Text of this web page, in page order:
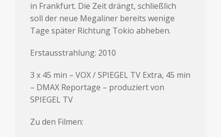
in Frankfurt. Die Zeit drängt, schließlich
soll der neue Megaliner bereits wenige
Tage später Richtung Tokio abheben.
Erstausstrahlung: 2010
3 x 45 min – VOX / SPIEGEL TV Extra, 45 min
– DMAX Reportage – produziert von
SPIEGEL TV
Zu den Filmen: